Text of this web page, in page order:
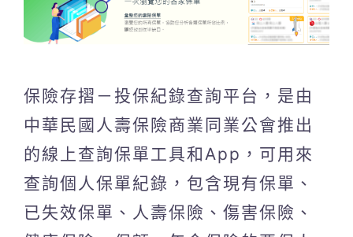
保險存摺－投保紀錄查詢平台，是由
中華民國人壽保險商業同業公會推出
的線上查詢保單工具和App，可用來
查詢個人保單紀錄，包含現有保單、
已失效保單、人壽保險、傷害保險、